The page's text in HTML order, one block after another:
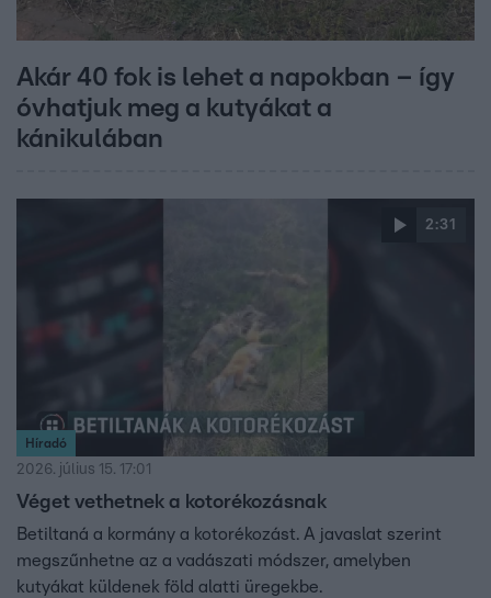
Akár 40 fok is lehet a napokban – így
óvhatjuk meg a kutyákat a
kánikulában
2:31
Híradó
2026. július 15. 17:01
Véget vethetnek a kotorékozásnak
Betiltaná a kormány a kotorékozást. A javaslat szerint
megszűnhetne az a vadászati módszer, amelyben
kutyákat küldenek föld alatti üregekbe.